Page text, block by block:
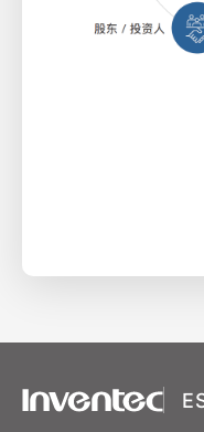
XSRF Token